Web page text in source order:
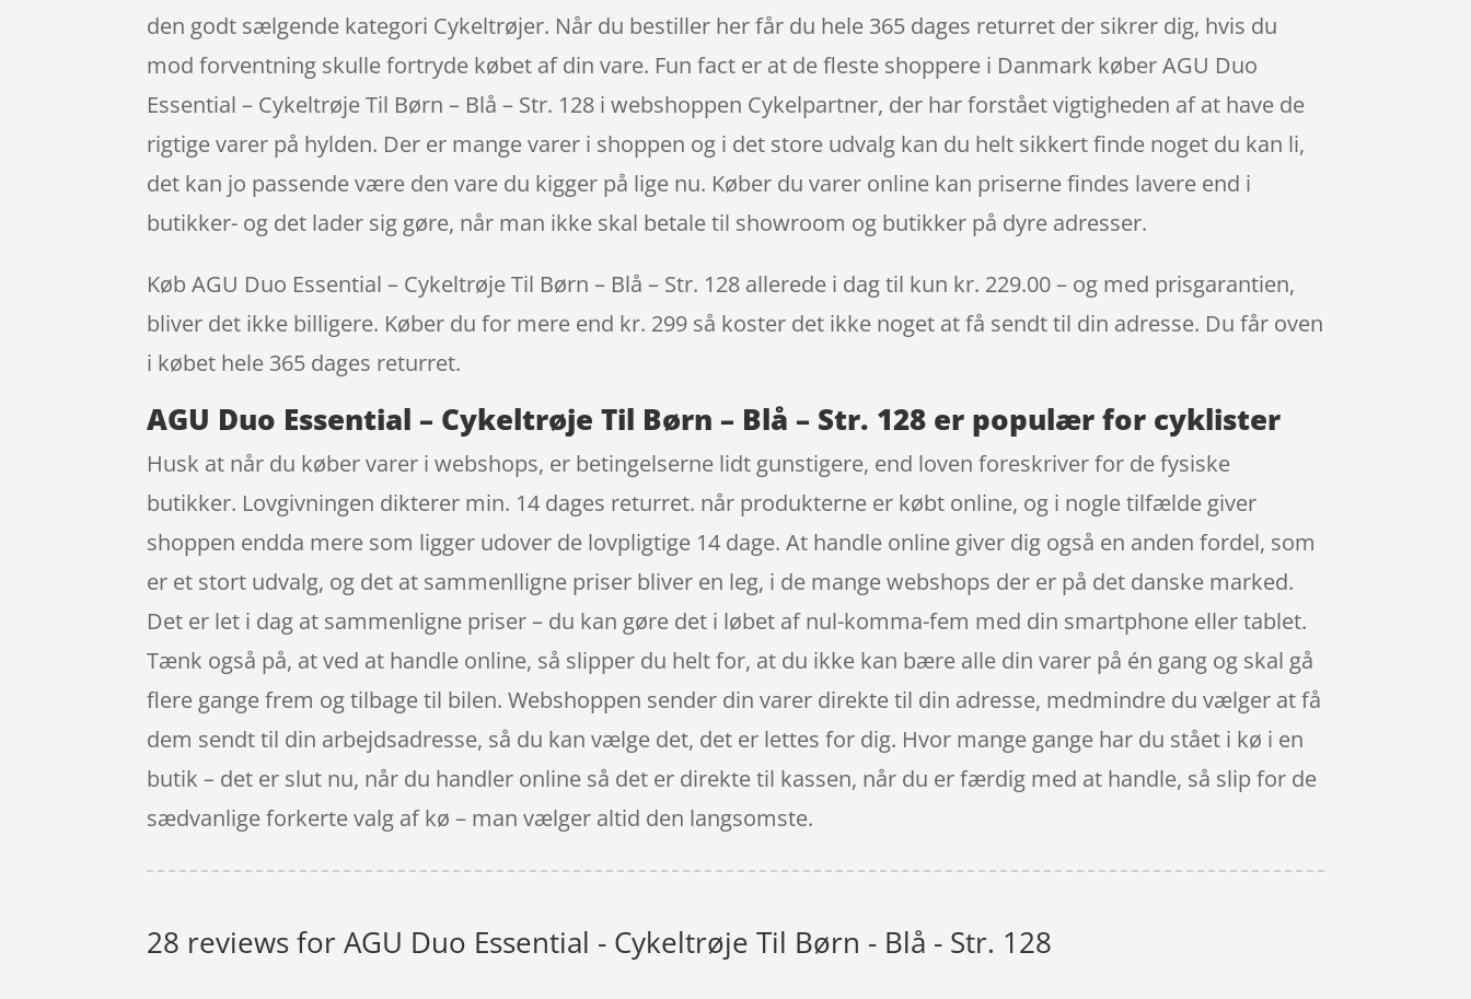
den godt sælgende kategori Cykeltrøjer. Når du bestiller her får du hele 365 dages returret der sikrer dig, hvis du
mod forventning skulle fortryde købet af din vare. Fun fact er at de fleste shoppere i Danmark køber AGU Duo
Essential – Cykeltrøje Til Børn – Blå – Str. 128 i webshoppen Cykelpartner, der har forstået vigtigheden af at have de
rigtige varer på hylden. Der er mange varer i shoppen og i det store udvalg kan du helt sikkert finde noget du kan li,
det kan jo passende være den vare du kigger på lige nu. Køber du varer online kan priserne findes lavere end i
butikker- og det lader sig gøre, når man ikke skal betale til showroom og butikker på dyre adresser.
Køb AGU Duo Essential – Cykeltrøje Til Børn – Blå – Str. 128 allerede i dag til kun kr. 229.00 – og med prisgarantien,
bliver det ikke billigere. Køber du for mere end kr. 299 så koster det ikke noget at få sendt til din adresse. Du får oven
i købet hele 365 dages returret.
AGU Duo Essential – Cykeltrøje Til Børn – Blå – Str. 128 er populær for cyklister
Husk at når du køber varer i webshops, er betingelserne lidt gunstigere, end loven foreskriver for de fysiske
butikker. Lovgivningen dikterer min. 14 dages returret. når produkterne er købt online, og i nogle tilfælde giver
shoppen endda mere som ligger udover de lovpligtige 14 dage. At handle online giver dig også en anden fordel, som
er et stort udvalg, og det at sammenlligne priser bliver en leg, i de mange webshops der er på det danske marked.
Det er let i dag at sammenligne priser – du kan gøre det i løbet af nul-komma-fem med din smartphone eller tablet.
Tænk også på, at ved at handle online, så slipper du helt for, at du ikke kan bære alle din varer på én gang og skal gå
flere gange frem og tilbage til bilen. Webshoppen sender din varer direkte til din adresse, medmindre du vælger at få
dem sendt til din arbejdsadresse, så du kan vælge det, det er lettes for dig. Hvor mange gange har du stået i kø i en
butik – det er slut nu, når du handler online så det er direkte til kassen, når du er færdig med at handle, så slip for de
sædvanlige forkerte valg af kø – man vælger altid den langsomste.
28 reviews forAGU Duo Essential - Cykeltrøje Til Børn - Blå - Str. 128